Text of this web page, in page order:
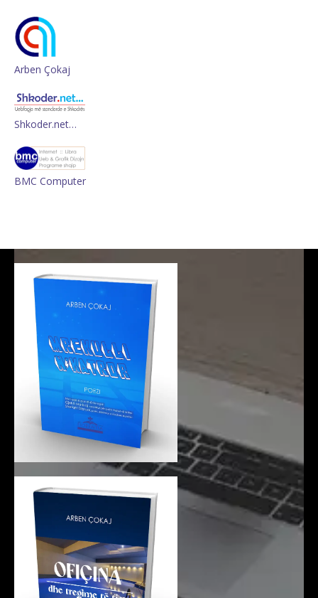
Arben Çokaj
Shkoder.net…
BMC Computer